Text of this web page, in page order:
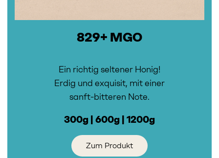
829+ MGO
Ein richtig seltener Honig!
Erdig und exquisit, mit einer
sanft-bitteren Note.
300g | 600g | 1200g
Zum Produkt